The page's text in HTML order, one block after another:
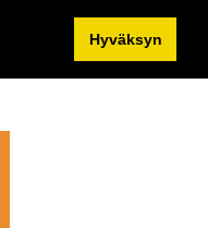
Hyväksyn